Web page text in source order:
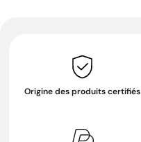
Origine des produits certifiés